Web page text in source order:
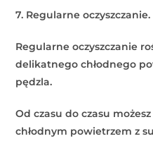
7. Regularne oczyszczanie.
Regularne oczyszczanie
delikatnego chłodnego
pędzla.
Od czasu do czasu
chłodnym powietrzem z